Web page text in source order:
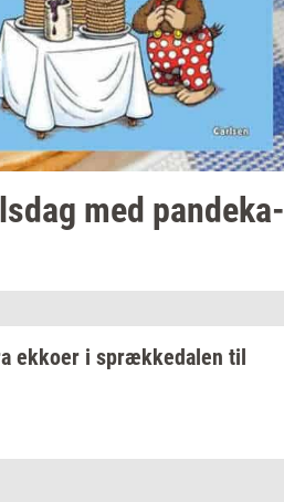
med pan­de­ka­
ek­ko­er i spræk­ke­da­len til